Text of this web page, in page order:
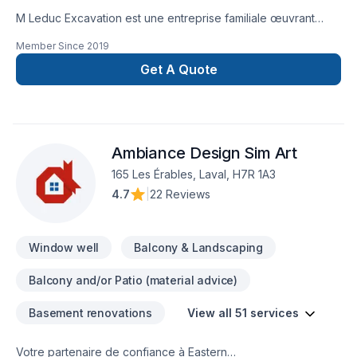
M Leduc Excavation est une entreprise familiale œuvrant
services reliés à l'excavation, tel que dalle de béton,
drainage de terrain, pose de margelles et excavation de tous
genre. Nous nous spécialisons dans la pose de drains
nous pour toutes questions ou demande de soumission!Merci
de votre confiance!License RBQ et assurance complète
Member Since 2019
Get A Quote
Ambiance Design Sim Art
165 Les Érables, Laval, H7R 1A3
4.7
22 Reviews
Window well Balcony & Landscaping
Balcony and/or Patio (material advice)
Basement renovations View all 51 services
Votre partenaire de confiance à Eastern